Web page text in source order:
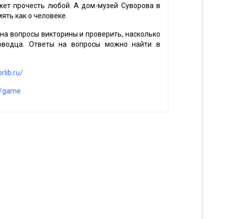
прочесть любой. А дом-музей Суворова в
как о человеке.
вопросы викторины и проверить, насколько
Ответы на вопросы можно найти в
game